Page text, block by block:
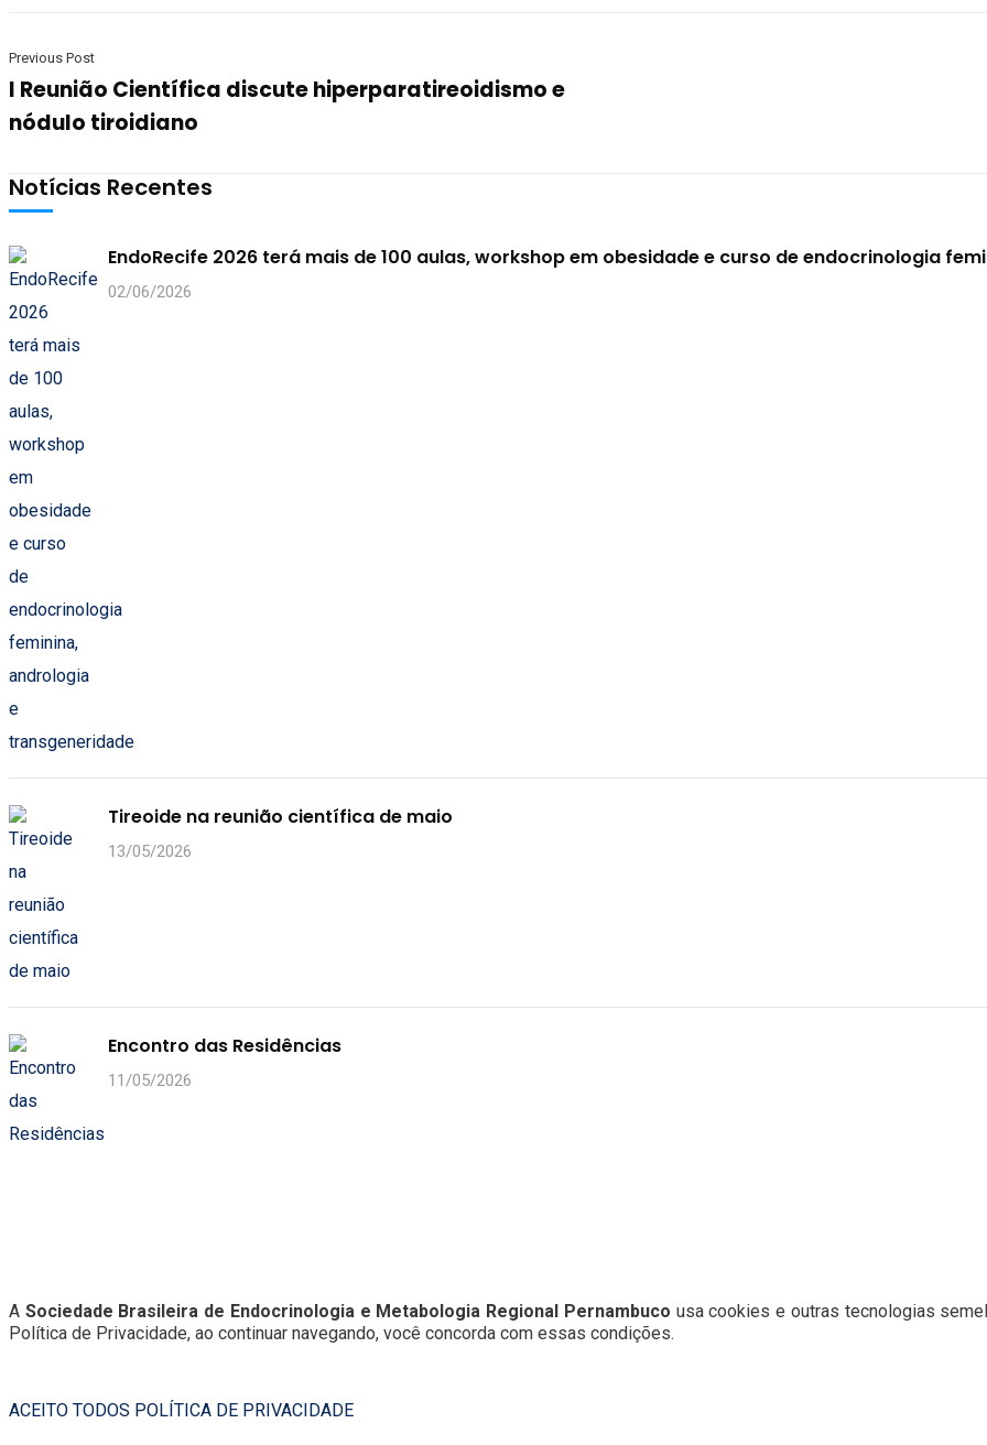
Previous Post
I Reunião Científica discute hiperparatireoidismo e
nódulo tiroidiano
Notícias Recentes
EndoRecife 2026 terá mais de 100 aulas, workshop em obesidade e curso de endocrinologia
02/06/2026
Tireoide na reunião científica de maio
13/05/2026
Encontro das Residências
11/05/2026
A Sociedade Brasileira de Endocrinologia e Metabologia Regional Pernambuco usa cookies e outras tecnologias
Política de Privacidade, ao continuar navegando, você concorda com essas condições.
ACEITO TODOS POLÍTICA DE PRIVACIDADE